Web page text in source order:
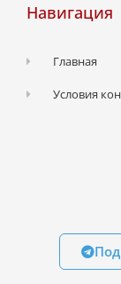
Навигация
Главная
Условия